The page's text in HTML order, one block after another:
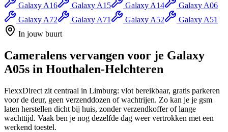
Galaxy A16 Galaxy A15 Galaxy A14
Galaxy A06
Galaxy A72
Galaxy A71 Galaxy A52
Galaxy A51
In jouw buurt
Cameralens vervangen voor je Galaxy
A05s in Houthalen-Helchteren
FlexxDirect zit centraal in Limburg: vlot bereikbaar, gratis parkeren
voor de deur, geen verzenddozen of wachtrijen. Zo kan je je gsm
laten herstellen dicht bij huis, zonder verzendkoffer of lange
wachttijd. Vaak ben je nog dezelfde dag weer vertrokken met een
werkend toestel.